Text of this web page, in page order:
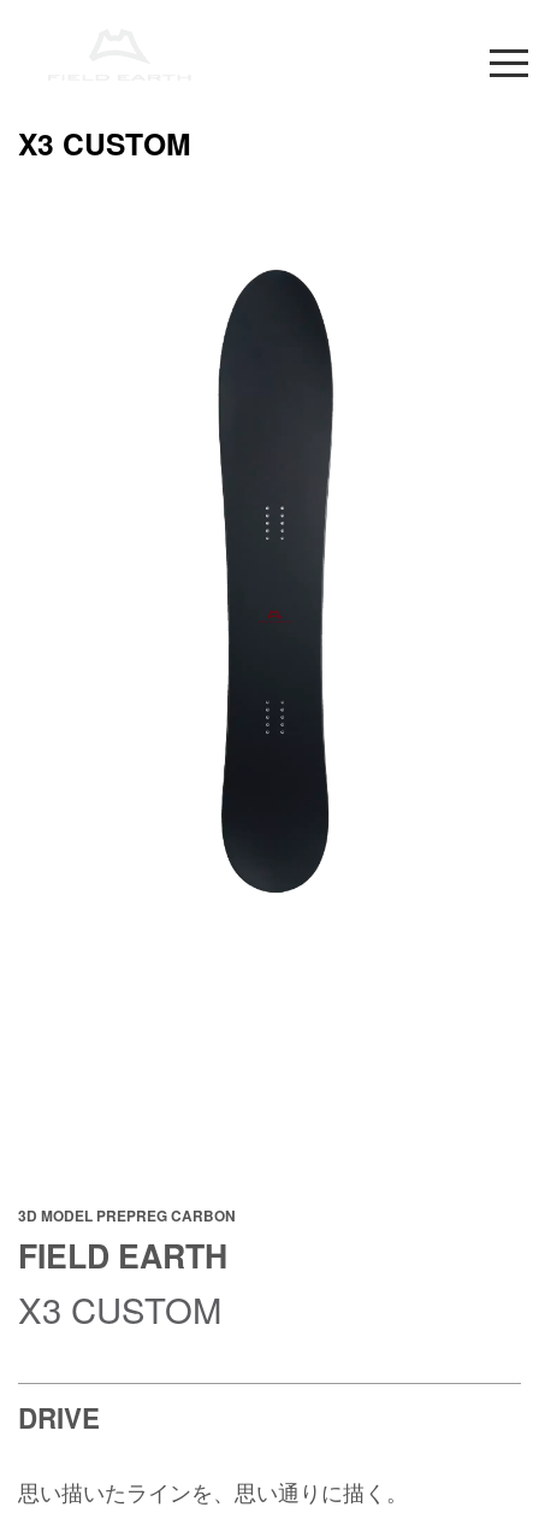
X3 CUSTOM
3D MODEL PREPREG CARBON
FIELD EARTH
X3 CUSTOM
DRIVE
思い描いたラインを、思い通りに描く。